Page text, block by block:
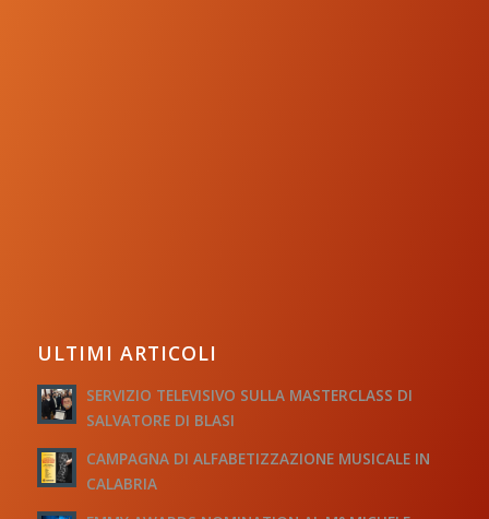
ULTIMI ARTICOLI
SERVIZIO TELEVISIVO SULLA MASTERCLASS DI
SALVATORE DI BLASI
CAMPAGNA DI ALFABETIZZAZIONE MUSICALE IN
CALABRIA